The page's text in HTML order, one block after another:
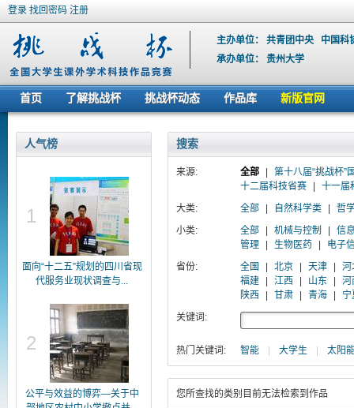
登录 找回密码 注册
主办单位：共青团中央
中国科
承办单位：贵州大学
首页 了解挑战杯 挑战杯动态 作品库 新版官网
人气榜
1
面向“十二五”规划的四川省现
代服务业现状调查与...
2
公平与效益的博弈—关于中
搜索
来源: 全部
第十八届“挑战杯”
十二届科技省赛
十一届
大类:
全部 自然科学类
哲
小类:
全部 机械与控制
信
管理
生物医药
电子
省份:
全国 北京 天津
河
福建
江西 山东
河
陕西
甘肃 青海
宁
关键词:
热门关键词: 智能 大学生 太阳
您所查找的类别目前无法检索到作品